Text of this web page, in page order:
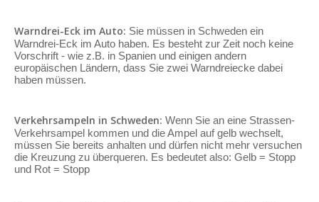
Warndrei-Eck im Auto: Sie müssen in Schweden ein
Warndrei-Eck im Auto haben. Es besteht zur Zeit noch keine
Vorschrift - wie z.B. in Spanien und einigen andern
europäischen Ländern, dass Sie zwei Warndreiecke dabei
haben müssen.
Verkehrsampeln in Schweden: Wenn Sie an eine Strassen-
Verkehrsampel kommen und die Ampel auf gelb wechselt,
müssen Sie bereits anhalten und dürfen nicht mehr versuchen
die Kreuzung zu überqueren. Es bedeutet also: Gelb = Stopp
und Rot = Stopp